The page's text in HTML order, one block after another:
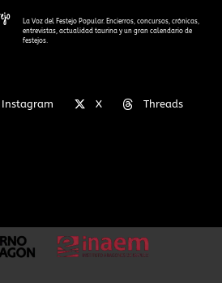
La Voz del Festejo Popular. Encierros, concursos, crónicas,
entrevistas, actualidad taurina y un gran calendario de
festejos.
Instagram X Threads